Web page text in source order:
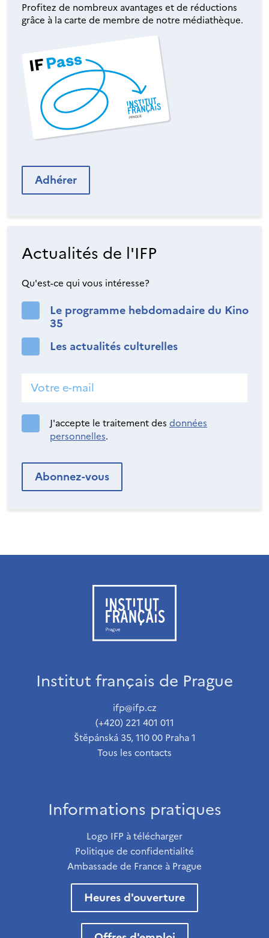
Profitez de nombreux avantages et de réductions
grâce à la carte de membre de notre médiathèque.
Adhérer
Actualités de l'IFP
Qu'est-ce qui vous intéresse?
Le programme hebdomadaire du Kino
35
Les actualités culturelles
J'accepte le traitement des données
personnelles.
Institut français de Prague
ifp@ifp.cz
(+420) 221 401 011
Štěpánská 35, 110 00 Praha 1
Tous les contacts
Informations pratiques
Logo IFP à télécharger
Politique de confidentialité
Ambassade de France à Prague
Heures d'ouverture